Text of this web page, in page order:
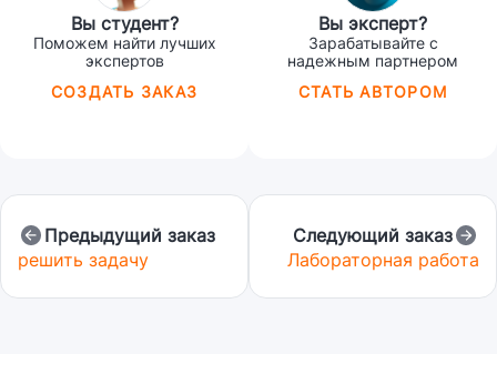
Вы студент?
Поможем найти лучших
экспертов
СОЗДАТЬ ЗАКАЗ
Вы эксперт?
Зарабатывайте с
надежным партнером
СТАТЬ АВТОРОМ
Предыдущий заказ
решить задачу
Следующий заказ
Лабораторная работа